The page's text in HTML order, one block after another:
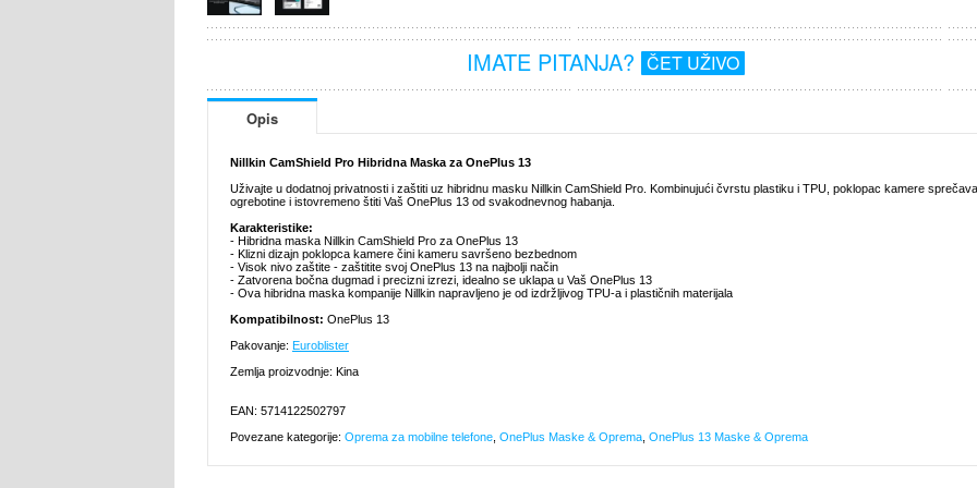
IMATE PITANJA? ČET UŽIVO
Opis
Nillkin CamShield Pro Hibridna Maska za OnePlus 13
Uživajte u dodatnoj privatnosti i zaštiti uz hibridnu masku Nillkin CamShield Pro. Kombinujući čvrstu plastiku i TPU, poklopac kamere sprečava
ogrebotine i istovremeno štiti Vaš OnePlus 13 od svakodnevnog habanja.
Karakteristike:
- Hibridna maska Nillkin CamShield Pro za OnePlus 13
- Klizni dizajn poklopca kamere čini kameru savršeno bezbednom
- Visok nivo zaštite - zaštitite svoj OnePlus 13 na najbolji način
- Zatvorena bočna dugmad i precizni izrezi, idealno se uklapa u Vaš OnePlus 13
- Ova hibridna maska kompanije Nillkin napravljeno je od izdržljivog TPU-a i plastičnih materijala
Kompatibilnost: OnePlus 13
Pakovanje: Euroblister
Zemlja proizvodnje: Kina
EAN: 5714122502797
Povezane kategorije: Oprema za mobilne telefone OnePlus Maske & Oprema OnePlus 13 Maske & Oprema